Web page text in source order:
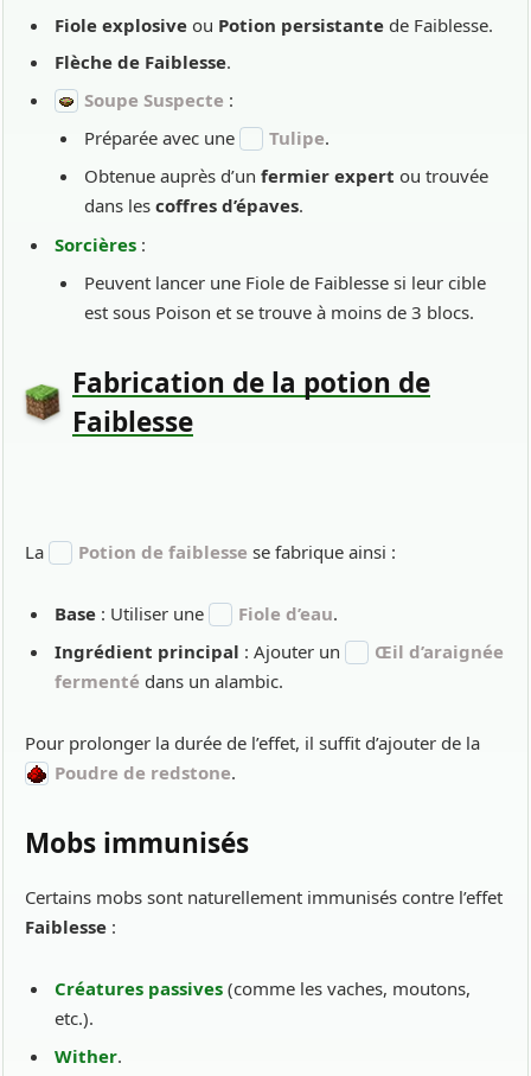
Fiole explosive ou Potion persistante de Faiblesse.
Flèche de Faiblesse.
Soupe Suspecte :
Préparée avec une
Tulipe.
Obtenue auprès d’un fermier expert ou trouvée
dans les coffres d’épaves.
Sorcières :
Peuvent lancer une Fiole de Faiblesse si leur cible
est sous Poison et se trouve à moins de 3 blocs.
Fabrication de la potion de
Faiblesse
La Potion de faiblesse se fabrique ainsi :
Base : Utiliser une Fiole d’eau.
Ingrédient principal : Ajouter un
Œil d’araignée
fermenté dans un alambic.
Pour prolonger la durée de l’effet, il suffit d’ajouter de la
Poudre de redstone.
Mobs immunisés
Certains mobs sont naturellement immunisés contre l’effet
Faiblesse :
Créatures passives (comme les vaches, moutons,
etc.).
Wither.